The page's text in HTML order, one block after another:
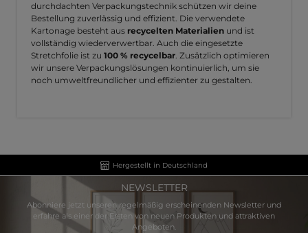
durchdachten Verpackungstechnik schützen wir deine
Bestellung zuverlässig und effizient. Die verwendete
Kartonage besteht aus recycelten Materialien und ist
vollständig wiederverwertbar. Auch die eingesetzte
Stretchfolie ist zu 100 % recycelbar . Zusätzlich optimieren
wir unsere Verpackungslösungen kontinuierlich, um sie
noch umweltfreundlicher und effizienter zu gestalten.
Hergestellt in Deutschland
NEWSLETTER
Abonniere jetzt unseren regelmäßig erscheinenden Newsletter und
erfahre als einer der Ersten von neuen Produkten und attraktiven
Angeboten.